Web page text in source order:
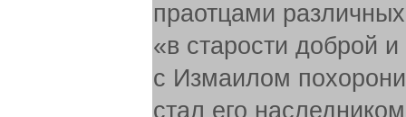
праотцами
«в старости доброй
с Измаилом
стал его